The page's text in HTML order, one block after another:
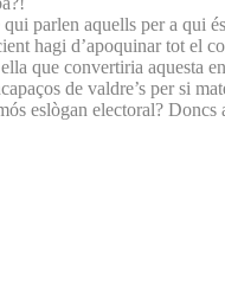
parlen aquells per a qui
hagi d’apoquinar tot el
que convertiria aquesta
de valdre’s per si
eslògan electoral? Doncs